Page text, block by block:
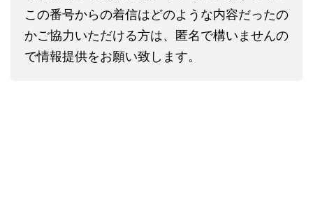
この番号からの着信はどのような内容だったの
かご協力いただける方は、匿名で構いませんの
で情報提供をお願い致します。